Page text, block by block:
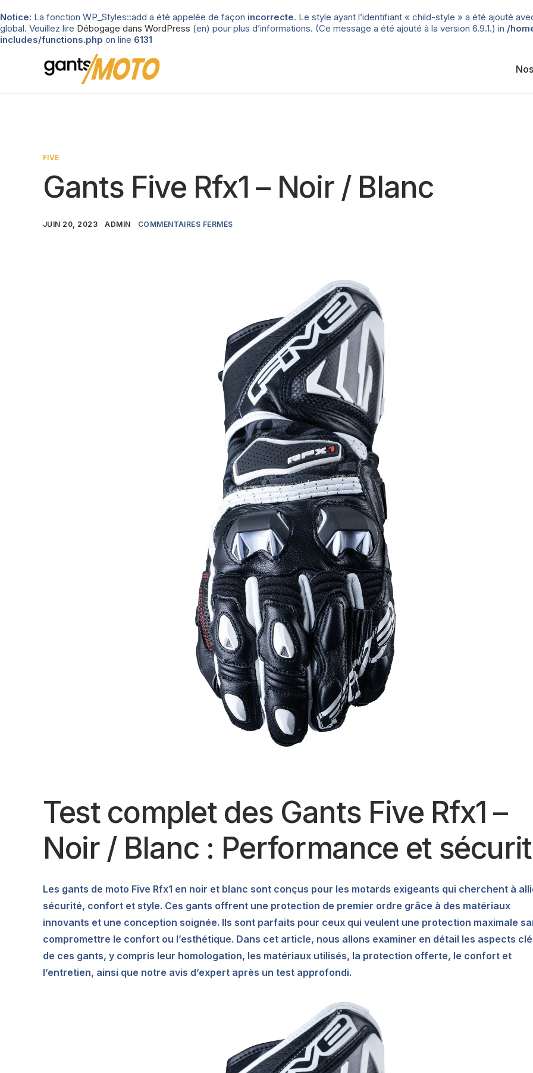
Notice: La fonction WP_Styles::add a été appelée de façon incorrecte. Le style ayant l’identifiant « child-style » a été ajouté
global. Veuillez lire Débogage dans WordPress (en) pour plus d’informations. (Ce message a été ajouté à la version 6.9.1.) in /
includes/functions.php on line 6131
FIVE
Gants Five Rfx1 – Noir / Blanc
JUIN 20, 2023 ADMIN COMMENTAIRES FERMÉS
Test complet des Gants Five Rfx1 –
Noir / Blanc : Performance et
Les gants de moto Five Rfx1 en noir et blanc sont conçus pour les motards exigeants qui cherchent à
sécurité, confort et style. Ces gants offrent une protection de premier ordre grâce à des matériaux
innovants et une conception soignée. Ils sont parfaits pour ceux qui veulent une protection maximale
compromettre le confort ou l’esthétique. Dans cet article, nous allons examiner en détail les aspects
de ces gants, y compris leur homologation, les matériaux utilisés, la protection offerte, le confort et
l’entretien, ainsi que notre avis d’expert après un test approfondi.